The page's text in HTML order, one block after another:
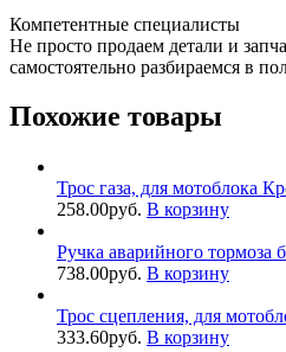
Компетентные специалисты
Не просто продаем детали и
самостоятельно разбираемся в
Похожие товары
Трос газа, для мотоблока
258.00руб. В корзину
Ручка аварийного тормоза
738.00руб. В корзину
Трос сцепления, для
333.60руб. В корзину